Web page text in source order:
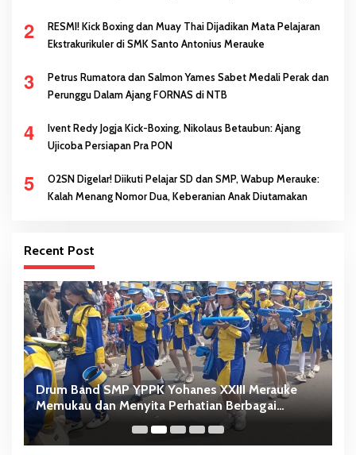
2
RESMI! Kick Boxing dan Muay Thai Dijadikan Mata Pelajaran
Ekstrakurikuler di SMK Santo Antonius Merauke
3
Petrus Rumatora dan Salmon Yames Sabet Medali Perak dan
Perunggu Dalam Ajang FORNAS di NTB
4
Ivent Redy Jogja Kick-Boxing, Nikolaus Betaubun: Ajang
Ujicoba Persiapan Pra PON
5
O2SN Digelar! Diikuti Pelajar SD dan SMP, Wabup Merauke:
Kalah Menang Nomor Dua, Keberanian Anak Diutamakan
Recent Post
Drum Band SMP YPPK Yohanes XXIII Merauke
Memukau dan Menyita Perhatian Berbagai
Kalangan